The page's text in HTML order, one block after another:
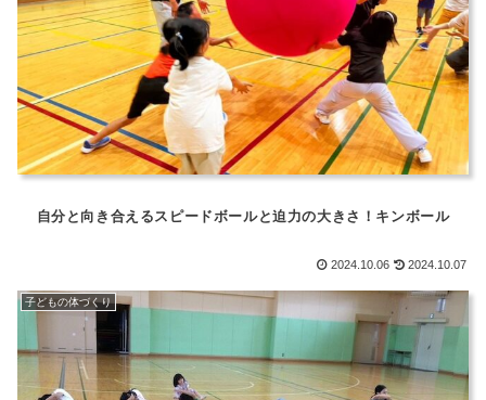
自分と向き合えるスピードボールと迫力の大きさ！キンボール
2024.10.06 2024.10.07
子どもの体づくり